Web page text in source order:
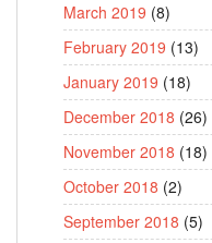
March 2019 (8)
February 2019 (13)
January 2019 (18)
December 2018 (26)
November 2018 (18)
October 2018 (2)
September 2018 (5)